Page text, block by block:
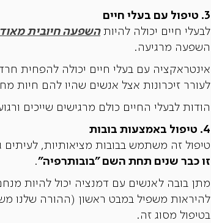
3. טיפול עם בעלי חיים
לבעלי חיים יכולה להיותהשפעה חיובית מאוד
השפעה מרגיעה.
אינטראקציה עם בעלי חיים יכולה להפחית
לעורר זיכרונות אצל אנשים שהיו להם חיות
הודות לבעלי החיים כולם מרגישים שייכים
4. טיפול באמצעות בובות
טיפול זה משתמש בבובות מציאותיות, לעיתים
זו כבר שנים תחת השם "בובותרפיה".
מתן בובה לאנשים עם דמנציה יכול להיות
להיראות משפיל במבט ראשון (ההורה שלנו
בטיפול מסוג זה.